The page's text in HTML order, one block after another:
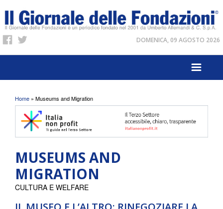
DOMENICA, 09 AGOSTO 2026
Tu sei qui
Home » Museums and Migration
MUSEUMS AND
MIGRATION
CULTURA E WELFARE